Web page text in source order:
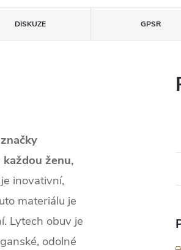
DISKUZE GPSR
ženu,
inovativní,
materiálu je
Lytech obuv je
odolné